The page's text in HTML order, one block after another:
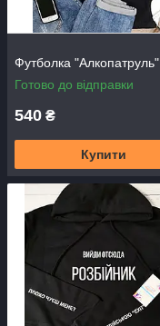
Футболка "Алкопатруль"
Готово до відправки
540 ₴
Купити